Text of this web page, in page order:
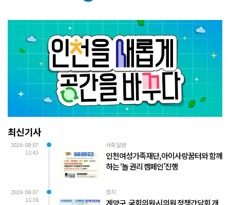
최신기사
2026-08-07
11:43
사회일반
인천여성가족재단, 아이사랑꿈터와 함께
하는 ‘놀 권리 캠페인’진행
2026-08-07
11:38
정치